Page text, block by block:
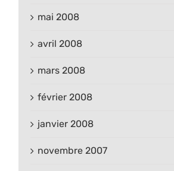
mai 2008
avril 2008
mars 2008
février 2008
janvier 2008
novembre 2007